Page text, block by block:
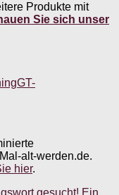
Produkte mit
Sie sich unser
GT-
alt-werden.de.
hier.